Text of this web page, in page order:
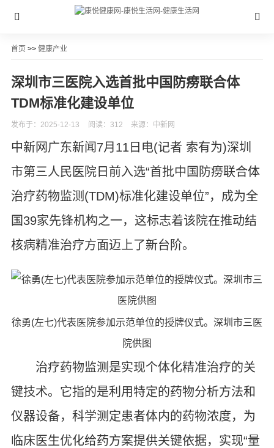
首页 >> 健康产业
深圳市三医院入选首批中国防痨联合体
TDM标准化建设单位
发布于：2025-12-13 阅读：312 来源：中新网
中新网广东新闻7月11日电(记者 索有为)深圳
市第三人民医院日前入选“首批中国防痨联合体
治疗药物监测(TDM)标准化建设单位”，成为全
国39家先锋机构之一，这标志着该院在推动结
核病精准治疗方面迈上了新台阶。
徐勇(左七)代表医院参加示范单位的授牌仪式。深圳市三医
院供图
治疗药物监测是实现个体化精准治疗的关
键技术。它指的是利用特定的药物分析方法和
仪器设备，科学测定患者体内的药物浓度，为
临床医生优化给药方案提供关键依据，实现“量